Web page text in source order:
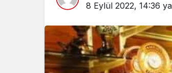
8 Eylül 2022, 14:36